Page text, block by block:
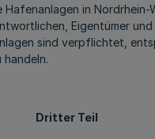
Hafenanlagen in
Eigentümer
sind verpflichtet,
Dritter Teil